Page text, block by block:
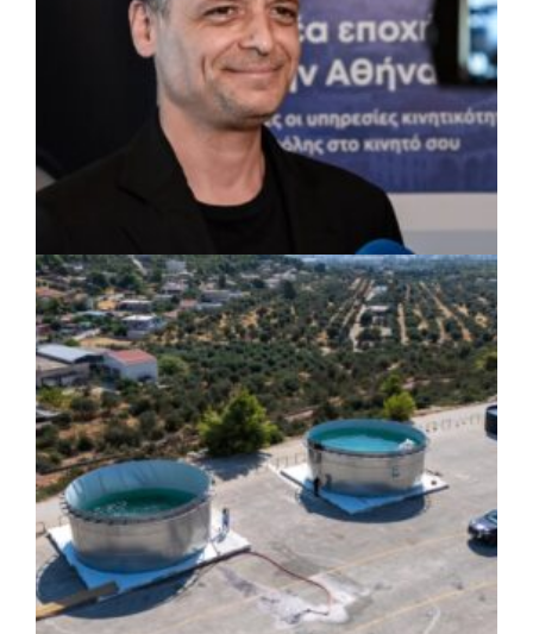
ΡΕΠΟΡΤΑΖ | 07/08/2026 · 17:27
Ο Δούκας για έργα, καθαριότητα και τη
μάχη των επόμενων εκλογών: «Η καλύτερη
μου να κατέβει ο Μπακογιάννης»